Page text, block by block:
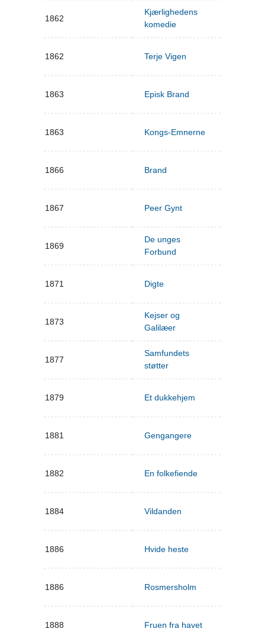
1862
Kjærlighedens
komedie
1862 Terje Vigen
1863 Episk Brand
1863 Kongs-Emnerne
1866 Brand
1867 Peer Gynt
1869
De unges
Forbund
1871 Digte
1873
Kejser og
Galilæer
1877
Samfundets
støtter
1879 Et dukkehjem
1881 Gengangere
1882 En folkefiende
1884 Vildanden
1886 Hvide heste
1886 Rosmersholm
1888 Fruen fra havet